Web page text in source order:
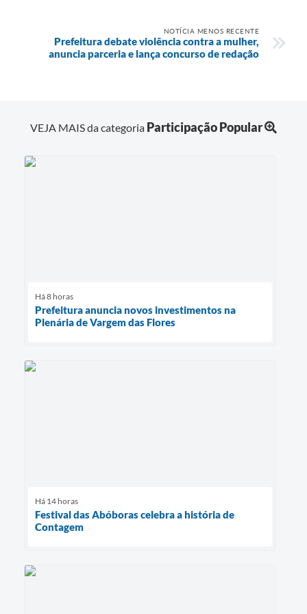
NOTÍCIA MENOS RECENTE
Prefeitura debate violência contra a mulher,
anuncia parceria e lança concurso de redação
VEJA MAIS da categoria Participação Popular
Há 8 horas
Prefeitura anuncia novos investimentos na
Plenária de Vargem das Flores
Há 14 horas
Festival das Abóboras celebra a história de
Contagem